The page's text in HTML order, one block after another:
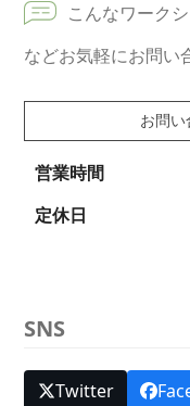
こんなワーク
などお気軽にお問い
お問い
営業時間
定休日
SNS
Twitter